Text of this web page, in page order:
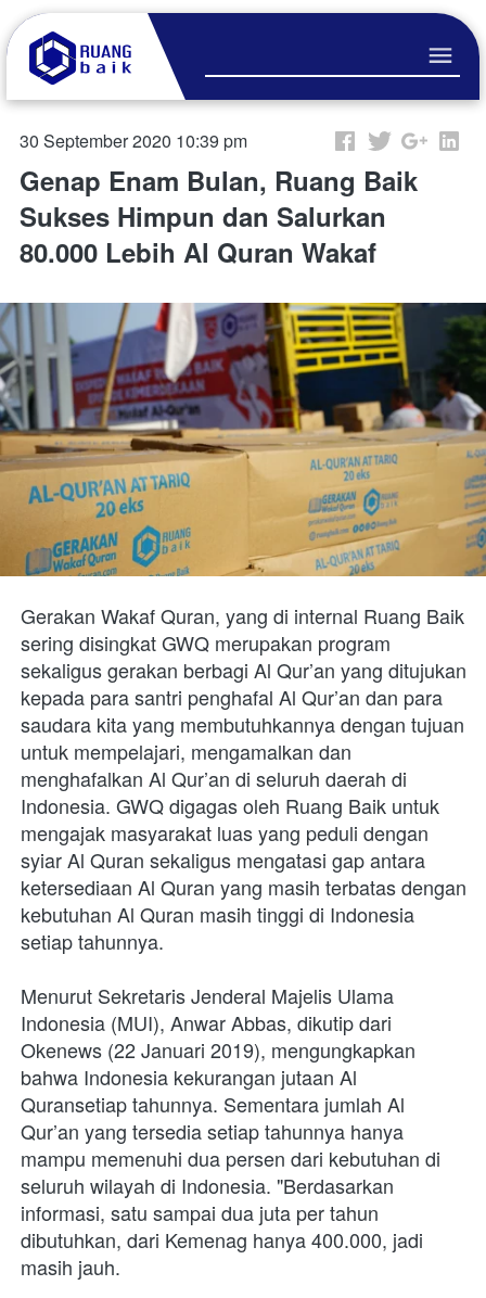
30 September 2020 10:39 pm
Genap Enam Bulan, Ruang Baik
Sukses Himpun dan Salurkan
80.000 Lebih Al Quran Wakaf
Gerakan Wakaf Quran, yang di internal Ruang Baik
sering disingkat GWQ merupakan program
sekaligus gerakan berbagi Al Qur’an yang ditujukan
kepada para santri penghafal Al Qur’an dan para
saudara kita yang membutuhkannya dengan tujuan
untuk mempelajari, mengamalkan dan
menghafalkan Al Qur’an di seluruh daerah di
Indonesia. GWQ digagas oleh Ruang Baik untuk
mengajak masyarakat luas yang peduli dengan
syiar Al Quran sekaligus mengatasi gap antara
ketersediaan Al Quran yang masih terbatas dengan
kebutuhan Al Quran masih tinggi di Indonesia
setiap tahunnya.
Menurut Sekretaris Jenderal Majelis Ulama
Indonesia (MUI), Anwar Abbas, dikutip dari
Okenews (22 Januari 2019), mengungkapkan
bahwa Indonesia kekurangan jutaan Al
Quransetiap tahunnya. Sementara jumlah Al
Qur’an yang tersedia setiap tahunnya hanya
mampu memenuhi dua persen dari kebutuhan di
seluruh wilayah di Indonesia. "Berdasarkan
informasi, satu sampai dua juta per tahun
dibutuhkan, dari Kemenag hanya 400.000, jadi
masih jauh.